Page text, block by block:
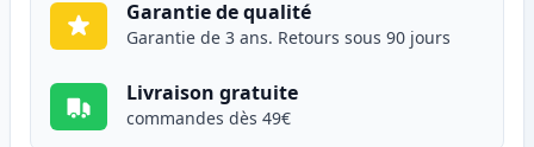
Garantie de qualité
Garantie de 3 ans. Retours sous 90 jours
Livraison gratuite
commandes dès 49€